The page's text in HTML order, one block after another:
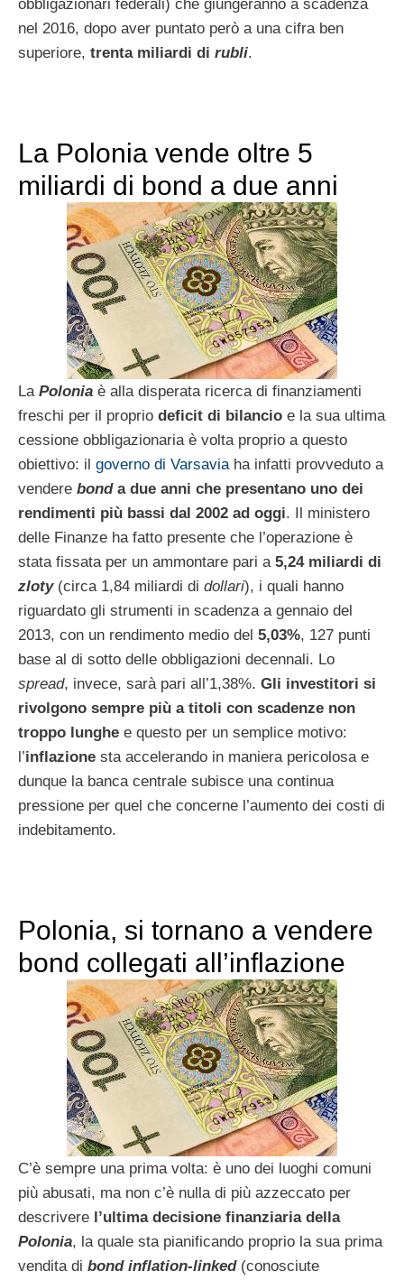
obbligazionari federali) che giungeranno a scadenza
nel 2016, dopo aver puntato però a una cifra ben
superiore, trenta miliardi di rubli.
La Polonia vende oltre 5
miliardi di bond a due anni
La Polonia è alla disperata ricerca di finanziamenti
freschi per il proprio deficit di bilancio e la sua ultima
cessione obbligazionaria è volta proprio a questo
obiettivo: il governo di Varsavia ha infatti provveduto a
vendere bonda due anni che presentano uno dei
rendimenti più bassi dal 2002 ad oggi. Il ministero
delle Finanze ha fatto presente che l’operazione è
stata fissata per un ammontare pari a 5,24 miliardi di
zloty(circa 1,84 miliardi di dollari), i quali hanno
riguardato gli strumenti in scadenza a gennaio del
2013, con un rendimento medio del 5,03%, 127 punti
base al di sotto delle obbligazioni decennali. Lo
spread, invece, sarà pari all’1,38%. Gli investitori si
rivolgono sempre più a titoli con scadenze non
troppo lunghe e questo per un semplice motivo:
l’inflazione sta accelerando in maniera pericolosa e
dunque la banca centrale subisce una continua
pressione per quel che concerne l’aumento dei costi di
indebitamento.
Polonia, si tornano a vendere
bond collegati all’inflazione
C’è sempre una prima volta: è uno dei luoghi comuni
più abusati, ma non c’è nulla di più azzeccato per
descrivere l’ultima decisione finanziaria della
Polonia, la quale sta pianificando proprio la sua prima
vendita di bond inflation-linked(conosciute